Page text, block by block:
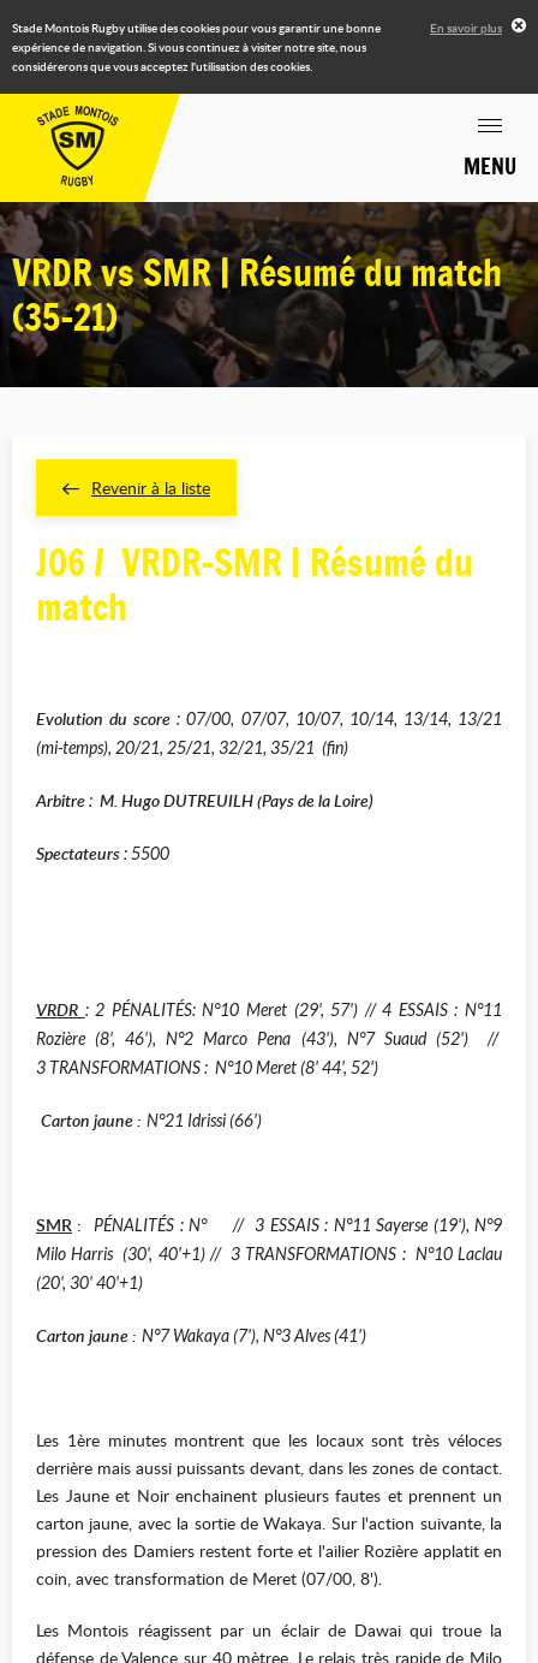
Stade Montois Rugby utilise des cookies pour vous garantir une bonne
expérience de navigation. Si vous continuez à visiter notre site, nous
considérerons que vous acceptez l'utilisation des cookies.
En savoir plus
MENU
VRDR vs SMR | Résumé du match
(35-21)
Revenir à la liste
JO6 / VRDR-SMR | Résumé du
match
Evolution du score : 07/00, 07/07, 10/07, 10/14, 13/14, 13/21
(mi-temps), 20/21, 25/21, 32/21, 35/21 (fin)
Arbitre: M. Hugo DUTREUILH(Pays de la Loire)
Spectateurs: 5500
VRDR : 2 PÉNALITÉS: N°10 Meret (29', 57') // 4 ESSAIS : N°11
Rozière (8', 46'), N°2 Marco Pena (43'), N°7 Suaud (52') //
3 TRANSFORMATIONS : N°10 Meret (8' 44', 52')
Carton jaune : N°21 Idrissi (66')
SMR :
PÉNALITÉS : N° // 3 ESSAIS : N°11 Sayerse (19'), N°9
Milo Harris (30', 40'+1) // 3 TRANSFORMATIONS : N°10 Laclau
(20', 30' 40'+1)
Carton jaune : N°7 Wakaya (7'), N°3 Alves (41')
Les 1ère minutes montrent que les locaux sont très véloces
derrière mais aussi puissants devant, dans les zones de contact.
Les Jaune et Noir enchainent plusieurs fautes et prennent un
carton jaune, avec la sortie de Wakaya. Sur l'action suivante, la
pression des Damiers restent forte et l'ailier Rozière applatit en
coin, avec transformation de Meret (07/00, 8').
Les Montois réagissent par un éclair de Dawai qui troue la
défense de Valence sur 40 mètree. Le relais très rapide de Milo